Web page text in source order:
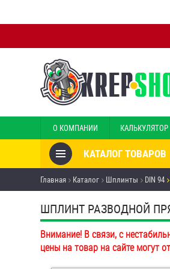
О КОМПАНИИ КАЛЬКУЛЯТОР
КАТАЛОГ ТОВАРОВ
Товары со скидкой
Анкеры
Антивандальный крепёж,
инструмент
Болты и винты
Главная Каталог Шплинты DIN 94
ШПЛИНТ РАЗВОДНОЙ
Внимание! В связи, с
цены на товар на сайте могут